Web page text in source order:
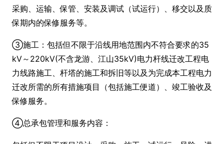
采购、运输、保管、安装及调试（试运行）、移交以及质
保期内的保修服务等。
③施工：包括但不限于沿线用地范围内不符合要求的35
kV～220kV(不含龙游、江山35kV)电力杆线迁改工程电
力线路施工、杆塔的施工和拆旧等以及为完成本工程电力
迁改所需的所有措施项目（包括施工便道）、竣工验收及
保修服务。
④总承包管理和服务内容：